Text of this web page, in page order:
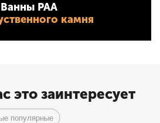
Ванны PAA
камня
это заинтересует
популярные